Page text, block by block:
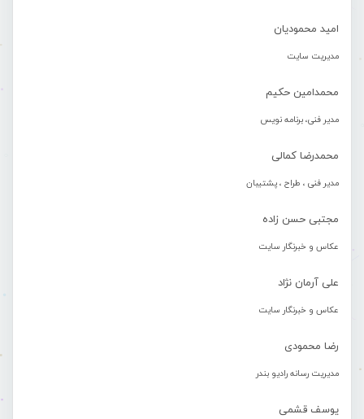
امید محمودیان
مدیریت سایت
محمدامین حکیم
مدیر فنی، برنامه نویس
محمدرضا کمالی
مدیر فنی ، طراح ، پشتیبان
مجتبی حسن زاده
عکاس و خبرنگار سایت
علی آرمان نژاد
عکاس و خبرنگار سایت
رضا محمودی
مدیریت رسانه رادیو بندر
یوسف قشمی